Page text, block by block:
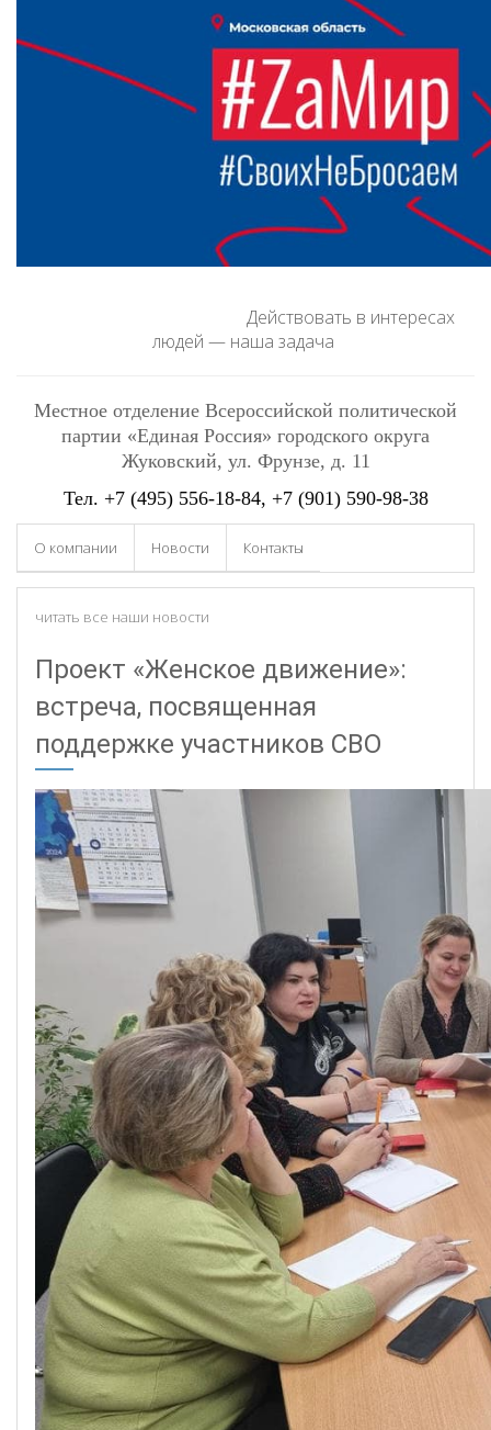
Действовать в интересах
людей — наша задача
Местное отделение Всероссийской политической
партии «Единая Россия» городского округа
Жуковский, ул. Фрунзе, д. 11
Тел. +7 (495) 556-18-84, +7 (901) 590-98-38
О компании Новости Контакты
читать все наши новости
Проект «Женское движение»:
встреча, посвященная
поддержке участников СВО